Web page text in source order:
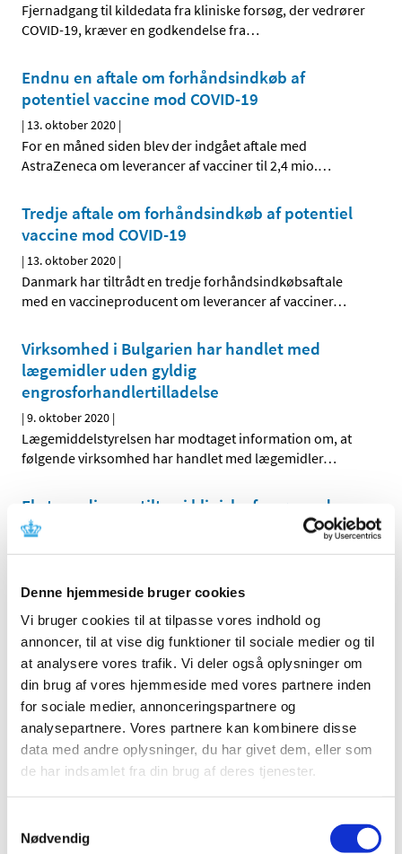
Denne hjemmeside bruger cookies
Vi bruger cookies til at tilpasse vores indhold og
annoncer, til at vise dig funktioner til sociale medier og til
at analysere vores trafik. Vi deler også oplysninger om
din brug af vores hjemmeside med vores partnere inden
for sociale medier, annonceringspartnere og
analysepartnere. Vores partnere kan kombinere disse
data med andre oplysninger, du har givet dem, eller som
de har indsamlet fra din brug af deres tjenester.
Nødvendig
Fjernadgang til kildedata fra kliniske forsøg, der vedrører
COVID-19, kræver en godkendelse fra…
Endnu en aftale om forhåndsindkøb af
potentiel vaccine mod COVID-19
| 13. oktober 2020 |
For en måned siden blev der indgået aftale med
AstraZeneca om leverancer af vacciner til 2,4 mio.…
Tredje aftale om forhåndsindkøb af potentiel
vaccine mod COVID-19
| 13. oktober 2020 |
Danmark har tiltrådt en tredje forhåndsindkøbsaftale
med en vaccineproducent om leverancer af vacciner…
Virksomhed i Bulgarien har handlet med
lægemidler uden gyldig
engrosforhandlertilladelse
|9. oktober 2020 |
Lægemiddelstyrelsen har modtaget information om, at
følgende virksomhed har handlet med lægemidler…
Ekstraordinære tiltag i kliniske forsøg under
COVID-19
|9. oktober 2020|
ekstraordinære konsekvenser for udførslen af kliniske
Løbende vurdering af endnu en mulig vaccine
mod COVID-19 er påbegyndt
|6. oktober 2020|
En løbende vurdering af endnu en mulig vaccine mod
COVID-19 er nu påbegyndt i det europæiske…
Lægemiddelstyrelsen sætter nu hårdere ind
for at sikre offentliggørelse af resultater fra
|6. oktober 2020